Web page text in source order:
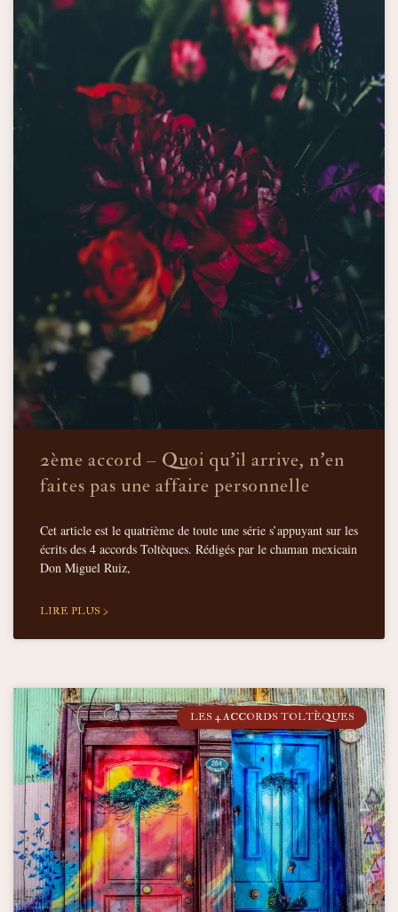
2ème accord – Quoi qu’il arrive, n’en
faites pas une affaire personnelle
Cet article est le quatrième de toute une série s’appuyant sur les
écrits des 4 accords Toltèques. Rédigés par le chaman mexicain
Don Miguel Ruiz,
LIRE PLUS >
LES 4 ACCORDS TOLTÈQUES